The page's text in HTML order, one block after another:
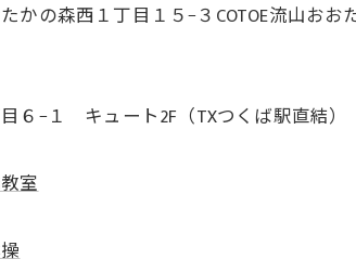
かの森西１丁目１５−３COTOE流山おお
６−１ キュート2F（TXつくば駅直結）
室